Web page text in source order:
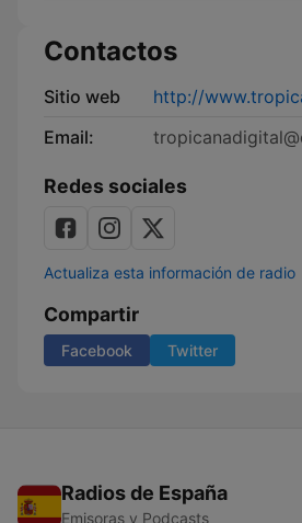
Contactos
Sitio web
http://
Email:
Redes sociales
Actualiza esta información de radio
Compartir
Facebook Twitter
Radios de España
Emisoras y Podcasts